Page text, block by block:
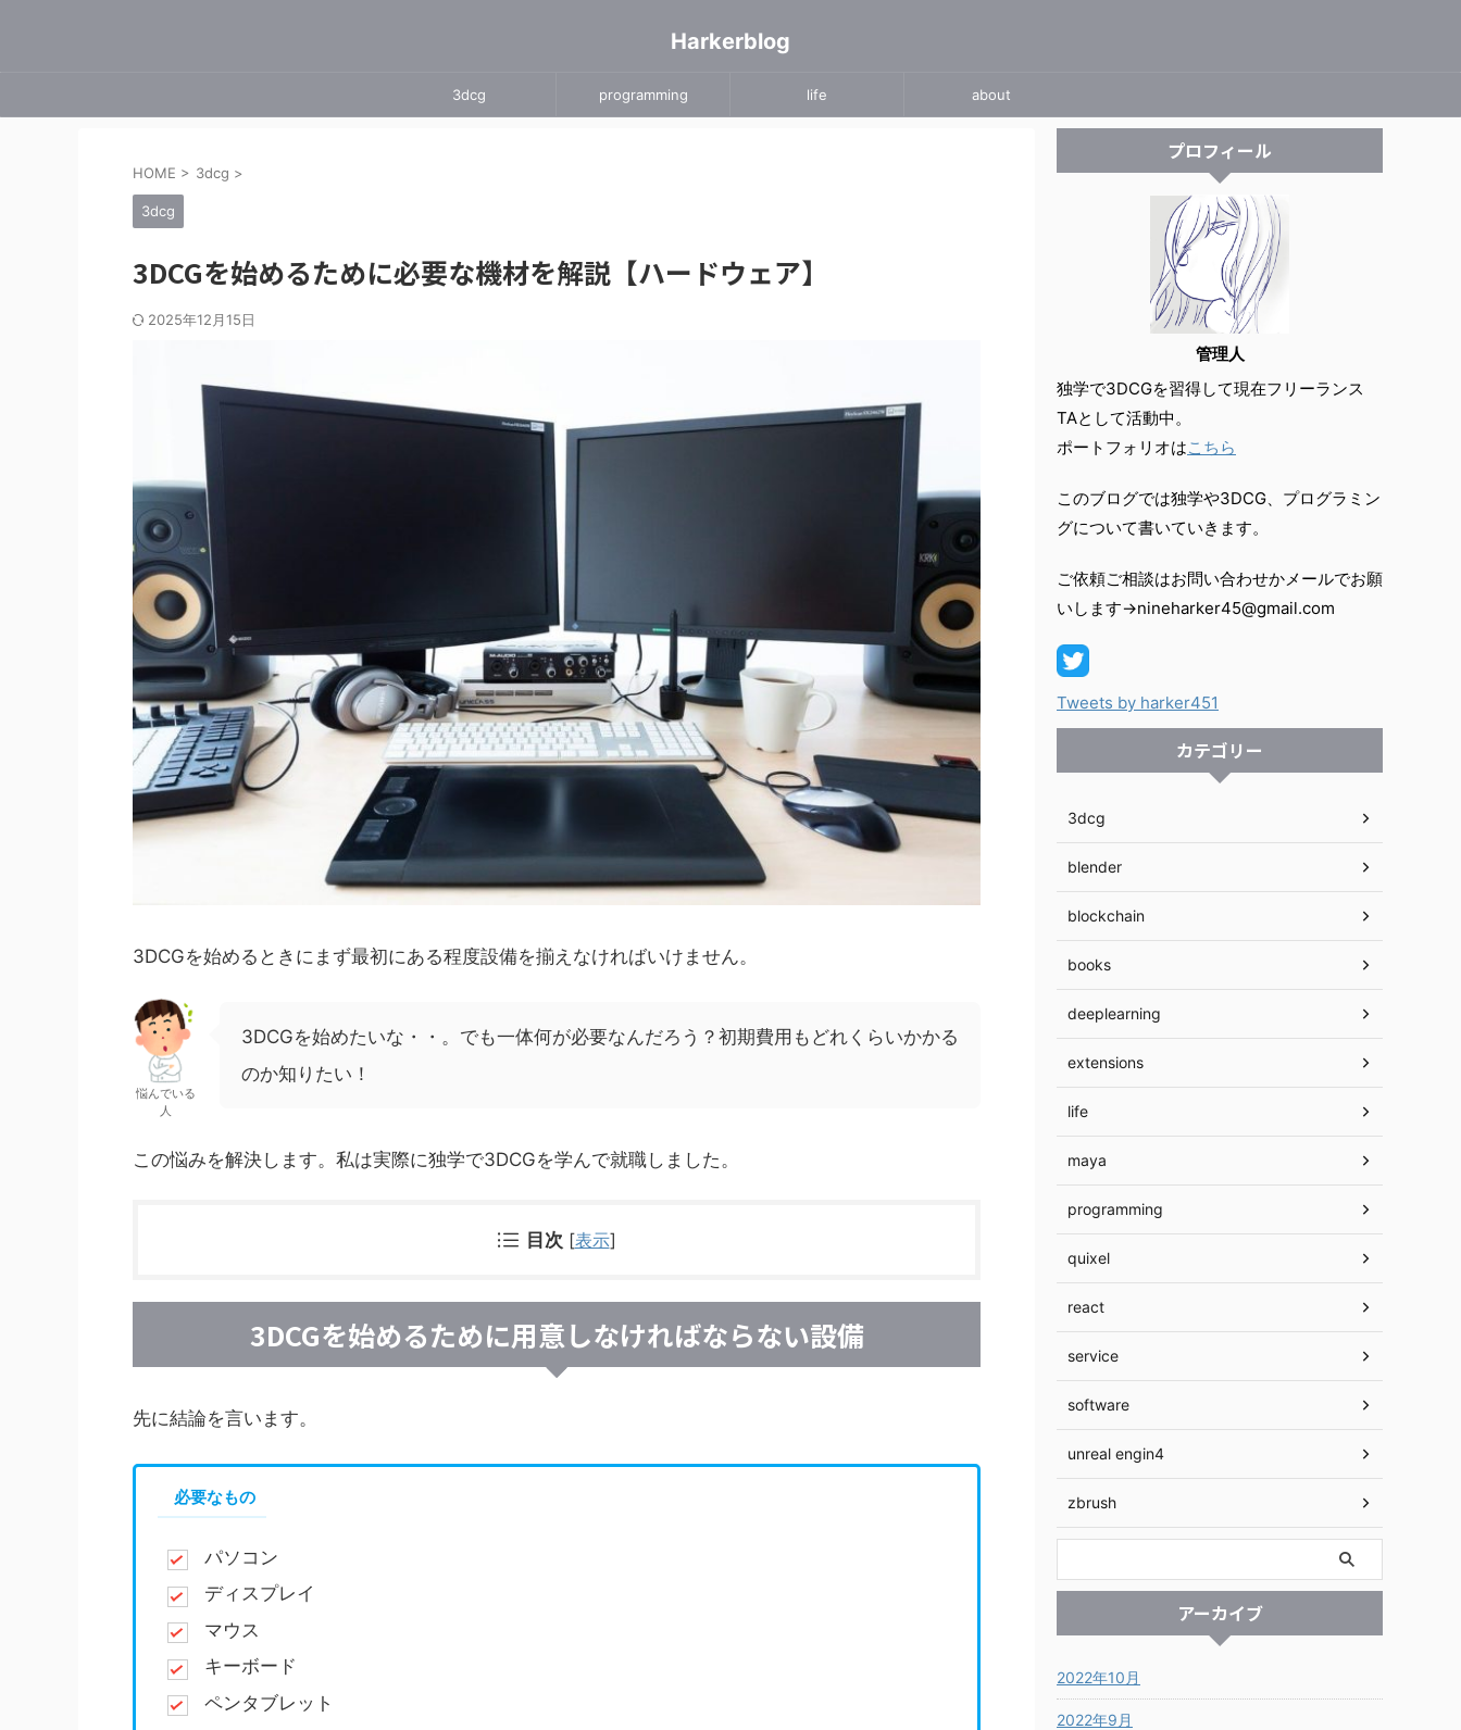
Harkerblog
3dcg programming life about
HOME > 3dcg >
3dcg
3DCGを始めるために必要な機材を解説【ハードウェア】
2025年12月15日
3DCGを始めるときにまず最初にある程度設備を揃えなければいけません。
悩んでいる
人
3DCGを始めたいな・・。でも一体何が必要なんだろう？初期費用もどれくらいかかる
のか知りたい！
この悩みを解決します。私は実際に独学で3DCGを学んで就職しました。
目次 [表示]
3DCGを始めるために用意しなければならない設備
先に結論を言います。
必要なもの
パソコン
ディスプレイ
マウス
キーボード
ペンタブレット
プロフィール
管理人
独学で3DCGを習得して現在フリーランス
TAとして活動中。
ポートフォリオはこちら
このブログでは独学や3DCG、プログラミン
グについて書いていきます。
ご依頼ご相談はお問い合わせかメールでお願
いします→nineharker45@gmail.com
Tweets by harker451
カテゴリー
3dcg
blender
blockchain
books
deeplearning
extensions
life
maya
programming
quixel
react
service
software
unreal engin4
zbrush
アーカイブ
2022年10月
2022年9月